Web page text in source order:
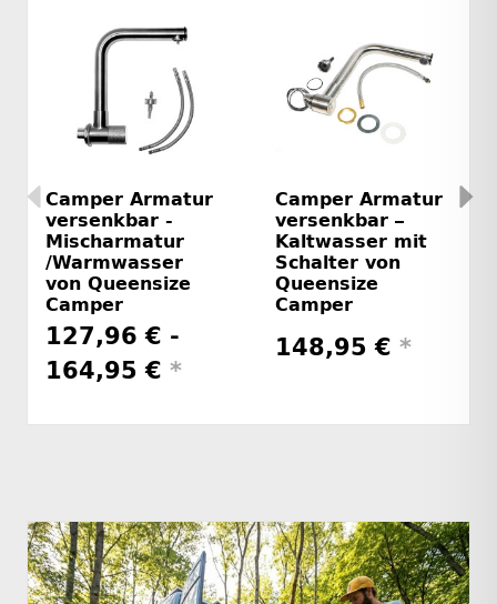
Camper Armatur
versenkbar -
Mischarmatur
/Warmwasser
von Queensize
Camper
127,96 € -
164,95 € *
Camper Armatur
versenkbar –
Kaltwasser mit
Schalter von
Queensize
Camper
148,95 € *